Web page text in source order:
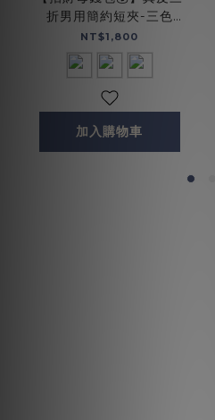
折男用簡約短夾-三色
(075124)
NT$1,800
加入購物車